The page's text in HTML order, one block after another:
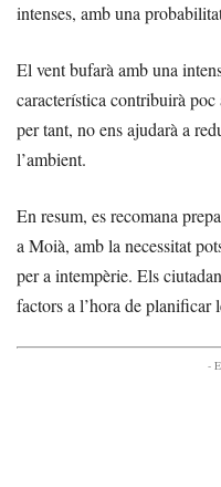
intenses, amb una
El vent bufarà amb una
característica contribuirà poc
per tant, no ens ajudarà a
l’ambient.
En resum, es recomana
a Moià, amb la necessitat
per a intempèrie. Els
factors a l’hora de planificar
-